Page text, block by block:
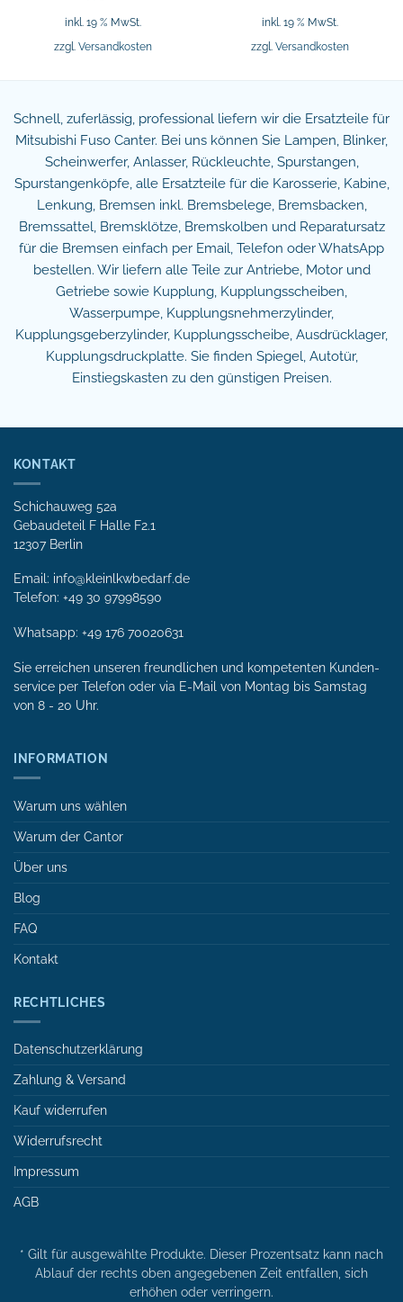
inkl. 19 % MwSt.
zzgl. Versandkosten
inkl. 19 % MwSt.
zzgl. Versandkosten
Schnell, zuferlässig, professional liefern wir die Ersatzteile für
Mitsubishi Fuso Canter. Bei uns können Sie Lampen, Blinker,
Scheinwerfer, Anlasser, Rückleuchte, Spurstangen,
Spurstangenköpfe, alle Ersatzteile für die Karosserie, Kabine,
Lenkung, Bremsen inkl. Bremsbelege, Bremsbacken,
Bremssattel, Bremsklötze, Bremskolben und Reparatursatz
für die Bremsen einfach per Email, Telefon oder WhatsApp
bestellen. Wir liefern alle Teile zur Antriebe, Motor und
Getriebe sowie Kupplung, Kupplungsscheiben,
Wasserpumpe, Kupplungsnehmerzylinder,
Kupplungsgeberzylinder, Kupplungsscheibe, Ausdrücklager,
Kupplungsdruckplatte. Sie finden Spiegel, Autotür,
Einstiegskasten zu den günstigen Preisen.
KONTAKT
Schichauweg 52a
Gebaudeteil F Halle F2.1
12307 Berlin
Email: info@kleinlkwbedarf.de
Telefon: +49 30 97998590
Whatsapp: +49 176 70020631
Sie erreichen unseren freundlichen und kompetenten Kunden­
service per Tele­fon oder via E-Mail von Mon­tag bis Samstag
von 8 - 20 Uhr.
INFORMATION
Warum uns wählen
Warum der Cantor
Über uns
Blog
FAQ
Kontakt
RECHTLICHES
Datenschutzerklärung
Zahlung & Versand
Kauf widerrufen
Widerrufsrecht
Impressum
AGB
* Gilt für ausgewählte Produkte. Dieser Prozentsatz kann nach
Ablauf der rechts oben angegebenen Zeit entfallen, sich
erhöhen oder verringern.